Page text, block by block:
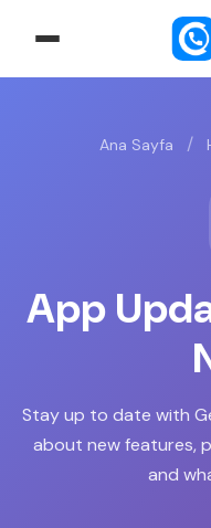
Ana Sayfa /
App
Stay up to date with
about new features,
and